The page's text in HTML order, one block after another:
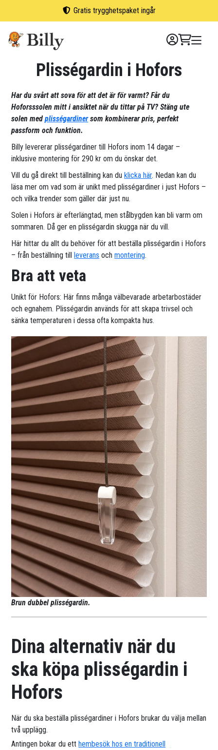
Gratis trygghetspaket ingår
Plisségardin i Hofors
Har du svårt att sova för att det är för varmt? Får du
Hoforsssolen mitt i ansiktet när du tittar på TV? Stäng ute
solen medplisségardinersom kombinerar pris, perfekt
passform och funktion.
Billy levererar plisségardiner till Hofors inom 14 dagar –
inklusive montering för 290 kr om du önskar det.
Vill du gå direkt till beställning kan duklicka här. Nedan kan du
läsa mer om vad som är unikt med plisségardiner i just Hofors –
och vilka trender som gäller där just nu.
Solen i Hofors är efterlängtad, men stålbygden kan bli varm om
sommaren. Då ger en plisségardin skugga när du vill.
Här hittar du allt du behöver för att beställa plisségardin i Hofors
– från beställning tillleverans ochmontering.
Bra att veta
Unikt för Hofors: Här finns många välbevarade arbetarbostäder
och egnahem. Plisségardin används för att skapa trivsel och
sänka temperaturen i dessa ofta kompakta hus.
Brun dubbel plisségardin.
Dina alternativ när du
ska köpa plisségardin i
Hofors
När du ska beställa plisségardiner i Hofors brukar du välja mellan
två upplägg.
Antingen bokar du etthembesök hos en traditionell